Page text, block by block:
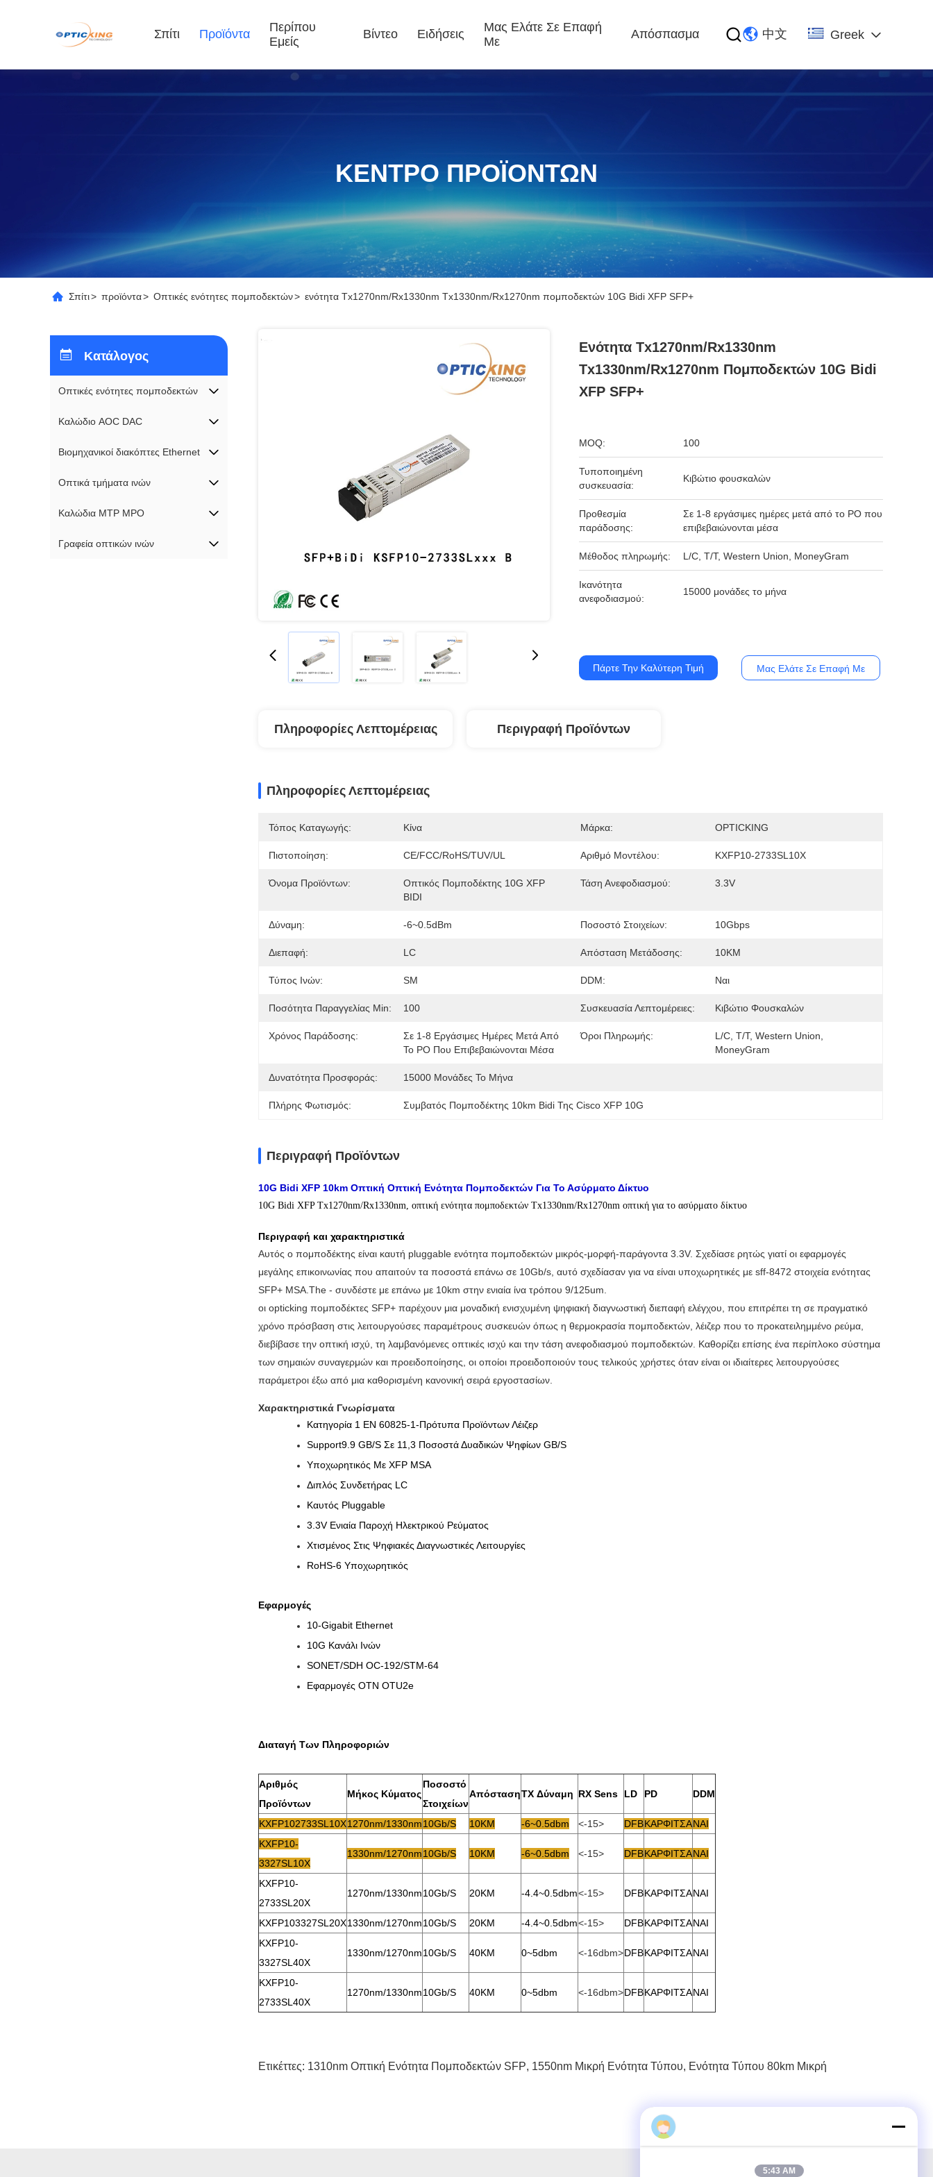
Σπίτι Προϊόντα
Περίπου
Εμείς
Βίντεο Ειδήσεις
Μας Ελάτε Σε Επαφή
Με
Απόσπασμα 中文 Greek
ΚΕΝΤΡΟ ΠΡΟΪΟΝΤΩΝ
Σπίτι> προϊόντα> Οπτικές ενότητες πομποδεκτών> ενότητα Tx1270nm/Rx1330nm Tx1330nm/Rx1270nm πομποδεκτών 10G Bidi XFP SFP+
Κατάλογος
Οπτικές ενότητες πομποδεκτών
Καλώδιο AOC DAC
Βιομηχανικοί διακόπτες Ethernet
Οπτικά τμήματα ινών
Καλώδια MTP MPO
Γραφεία οπτικών ινών
Ενότητα Tx1270nm/Rx1330nm
Tx1330nm/Rx1270nm Πομποδεκτών 10G Bidi
XFP SFP+
MOQ: 100
Τυποποιημένη
συσκευασία:
Κιβώτιο φουσκαλών
Προθεσμία
παράδοσης:
Σε 1-8 εργάσιμες ημέρες μετά από το PO που
επιβεβαιώνονται μέσα
Μέθοδος πληρωμής: L/C, T/T, Western Union, MoneyGram
Ικανότητα
ανεφοδιασμού:
15000 μονάδες το μήνα
Πάρτε Την Καλύτερη Τιμή Μας Ελάτε Σε Επαφή Με
Πληροφορίες Λεπτομέρειας Περιγραφή Προϊόντων
Πληροφορίες Λεπτομέρειας
Τόπος Καταγωγής: Κίνα Μάρκα: OPTICKING
Πιστοποίηση: CE/FCC/RoHS/TUV/UL Αριθμό Μοντέλου: KXFP10-2733SL10X
Όνομα Προϊόντων:
Οπτικός Πομποδέκτης 10G XFP
BIDI
Τάση Ανεφοδιασμού: 3.3V
Δύναμη: -6~0.5dBm Ποσοστό Στοιχείων: 10Gbps
Διεπαφή: LC Απόσταση Μετάδοσης: 10KM
Τύπος Ινών: SM DDM: Ναι
Ποσότητα Παραγγελίας Min: 100 Συσκευασία Λεπτομέρειες: Κιβώτιο Φουσκαλών
Χρόνος Παράδοσης:
Σε 1-8 Εργάσιμες Ημέρες Μετά Από
Το PO Που Επιβεβαιώνονται Μέσα
Όροι Πληρωμής:
L/C, T/T, Western Union,
MoneyGram
Δυνατότητα Προσφοράς: 15000 Μονάδες Το Μήνα
Πλήρης Φωτισμός: Συμβατός Πομποδέκτης 10km Bidi Της Cisco XFP 10G
Περιγραφή Προϊόντων
10G Bidi XFP 10km Οπτική Οπτική Ενότητα Πομποδεκτών Για Το Ασύρματο Δίκτυο
10G Bidi XFP Tx1270nm/Rx1330nm, οπτική ενότητα πομποδεκτών Tx1330nm/Rx1270nm οπτική για το ασύρματο δίκτυο
Περιγραφή και χαρακτηριστικά
Αυτός ο πομποδέκτης είναι καυτή pluggable ενότητα πομποδεκτών μικρός-μορφή-παράγοντα 3.3V. Σχεδίασε ρητώς γιατί οι εφαρμογές
μεγάλης επικοινωνίας που απαιτούν τα ποσοστά επάνω σε 10Gb/s, αυτό σχεδίασαν για να είναι υποχωρητικές με sff-8472 στοιχεία ενότητας
SFP+ MSA.The - συνδέστε με επάνω με 10km στην ενιαία ίνα τρόπου 9/125um.
οι opticking πομποδέκτες SFP+ παρέχουν μια μοναδική ενισχυμένη ψηφιακή διαγνωστική διεπαφή ελέγχου, που επιτρέπει τη σε πραγματικό
χρόνο πρόσβαση στις λειτουργούσες παραμέτρους συσκευών όπως η θερμοκρασία πομποδεκτών, λέιζερ που το προκατειλημμένο ρεύμα,
διεβίβασε την οπτική ισχύ, τη λαμβανόμενες οπτικές ισχύ και την τάση ανεφοδιασμού πομποδεκτών. Καθορίζει επίσης ένα περίπλοκο σύστημα
των σημαιών συναγερμών και προειδοποίησης, οι οποίοι προειδοποιούν τους τελικούς χρήστες όταν είναι οι ιδιαίτερες λειτουργούσες
παράμετροι έξω από μια καθορισμένη κανονική σειρά εργοστασίων.
Χαρακτηριστικά Γνωρίσματα
Κατηγορία 1 EN 60825-1-Πρότυπα Προϊόντων Λέιζερ
Support9.9 GB/s Σε 11,3 Ποσοστά Δυαδικών Ψηφίων GB/s
Υποχωρητικός Με XFP MSA
Διπλός Συνδετήρας LC
Καυτός Pluggable
3.3V Ενιαία Παροχή Ηλεκτρικού Ρεύματος
Χτισμένος Στις Ψηφιακές Διαγνωστικές Λειτουργίες
RoHS-6 Υποχωρητικός
Εφαρμογές
10-Gigabit Ethernet
10G Κανάλι Ινών
SONET/SDH OC-192/STM-64
Εφαρμογές OTN OTU2e
Διαταγή Των Πληροφοριών
Αριθμός
Προϊόντων
Μήκος Κύματος
Ποσοστό
Στοιχείων
ΑπόστασηTX Δύναμη RX Sens LD PD DDM
KXFP102733SL10X1270nm/1330nm10Gb/s 10KM -6~0.5dbm <-15> DFBΚΑΡΦΙΤΣΑΝΑΙ
KXFP10-
3327SL10X
1330nm/1270nm10Gb/s 10KM -6~0.5dbm <-15> DFBΚΑΡΦΙΤΣΑΝΑΙ
KXFP10-
2733SL20X
1270nm/1330nm10Gb/s 20KM -4.4~0.5dbm<-15> DFBΚΑΡΦΙΤΣΑΝΑΙ
KXFP103327SL20X1330nm/1270nm10Gb/s 20KM -4.4~0.5dbm<-15> DFBΚΑΡΦΙΤΣΑΝΑΙ
KXFP10-
3327SL40X
1330nm/1270nm10Gb/s 40KM 0~5dbm <-16dbm>DFBΚΑΡΦΙΤΣΑΝΑΙ
KXFP10-
2733SL40X
1270nm/1330nm10Gb/s 40KM 0~5dbm <-16dbm>DFBΚΑΡΦΙΤΣΑΝΑΙ
Ετικέττες: 1310nm Οπτική Ενότητα Πομποδεκτών SFP, 1550nm Μικρή Ενότητα Τύπου, Ενότητα Τύπου 80km Μικρή
5:43 AM